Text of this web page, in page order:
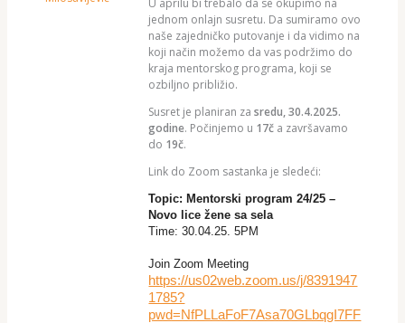
U aprilu bi trebalo da se okupimo na
jednom onlajn susretu. Da sumiramo ovo
naše zajedničko putovanje i da vidimo na
koji način možemo da vas podržimo do
kraja mentorskog programa, koji se
ozbiljno približio.
Susret je planiran zasredu, 30.4.2025.
godine. Počinjemo u 17č a završavamo
do 19č.
Link do Zoom sastanka je sledeći:
Topic: Mentorski program 24/25 –
Novo lice žene sa sela
Time: 30.04.25. 5PM
Join Zoom Meeting
https://us02web.zoom.us/j/8391947
1785?
pwd=NfPLLaFoF7Asa70GLbqgI7FF